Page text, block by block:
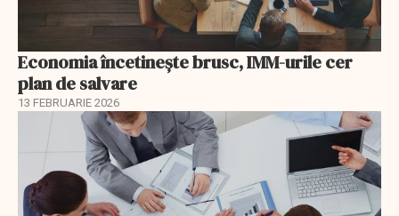
Economia încetinește brusc, IMM-urile cer
plan de salvare
13 FEBRUARIE 2026